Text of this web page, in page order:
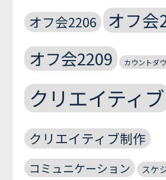
オフ会2206 オフ会
オフ会2209 カウントダ
クリエイティブ
クリエイティブ制作
コミュニケーション スケ